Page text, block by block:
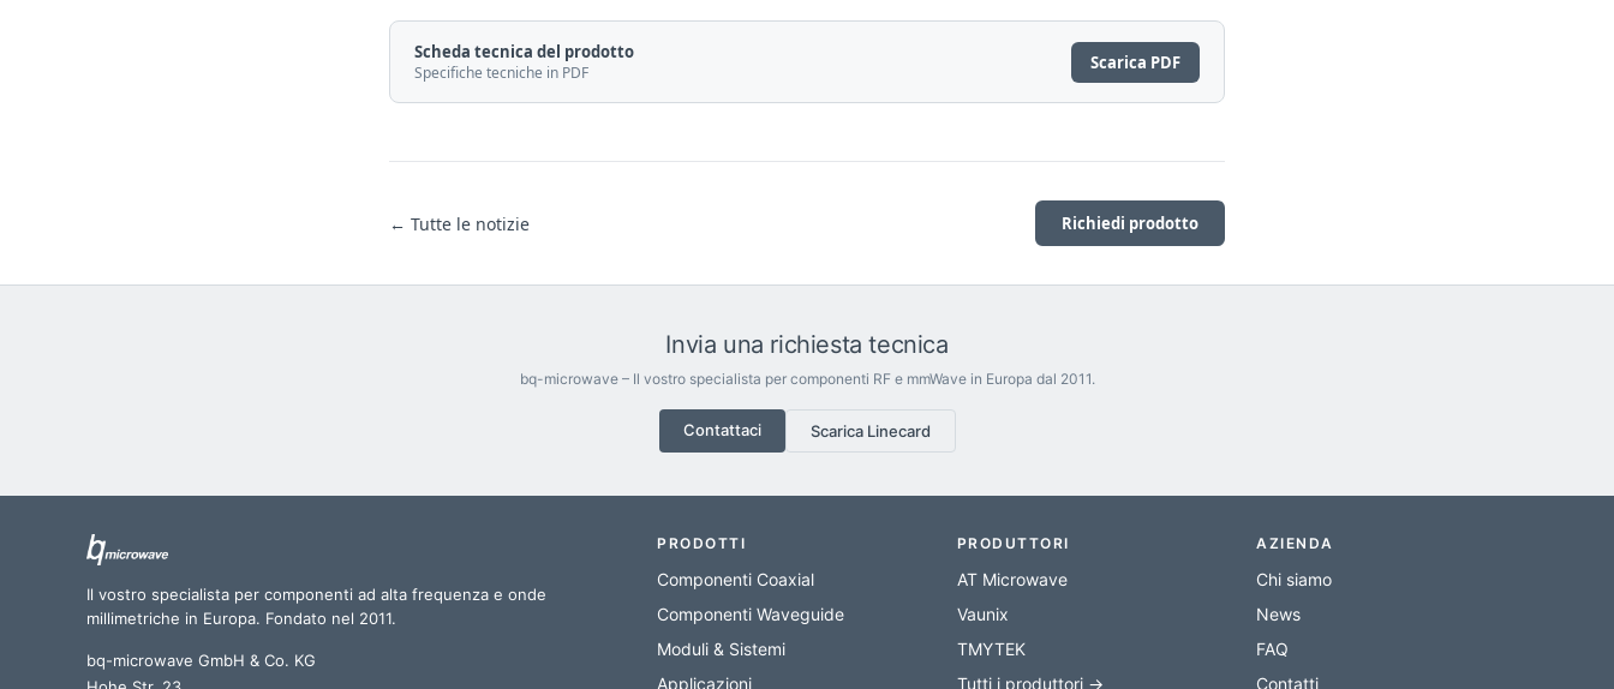
Scheda tecnica del prodotto
Specifiche tecniche in PDF Scarica PDF
← Tutte le notizie Richiedi prodotto
Invia una richiesta tecnica
bq-microwave – Il vostro specialista per componenti RF e mmWave in Europa dal 2011.
Contattaci Scarica Linecard
Il vostro specialista per componenti ad alta frequenza e onde
millimetriche in Europa. Fondato nel 2011.
bq-microwave GmbH & Co. KG
PRODOTTI
Componenti Coaxial
Componenti Waveguide
Moduli & Sistemi
Applicazioni
PRODUTTORI
AT Microwave
Vaunix
TMYTEK
Tutti i produttori →
AZIENDA
Chi siamo
News
FAQ
Contatti